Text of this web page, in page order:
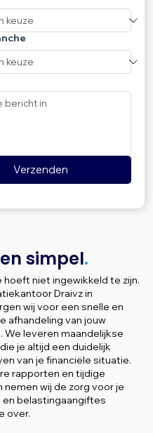
Verzenden
simpel.
niet ingewikkeld te zijn.
Draivz in
wij voor een snelle en
afhandeling van jouw
We leveren maandelijkse
je altijd een duidelijk
van je financiële situatie.
rapporten en tijdige
nemen wij de zorg voor je
belastingaangiftes
over.